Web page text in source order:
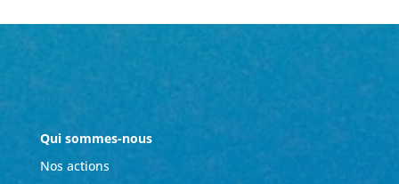
Qui sommes-nous
Nos actions